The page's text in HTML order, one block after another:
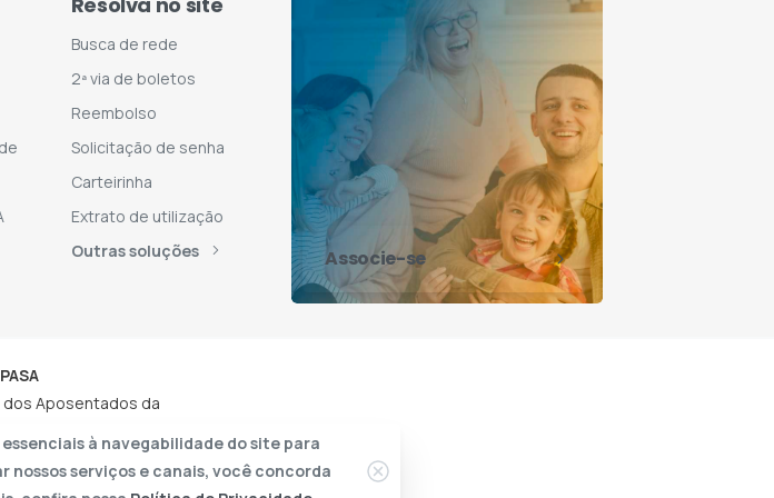
Busca de rede
2ª via de boletos
Reembolso
Solicitação de senha
Carteirinha
Extrato de utilização
Outras soluções
Associe-se
dos Aposentados da
à navegabilidade do site para
nossos serviços e canais, você concorda